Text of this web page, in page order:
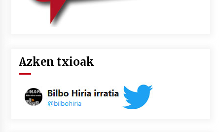
Azken txioak